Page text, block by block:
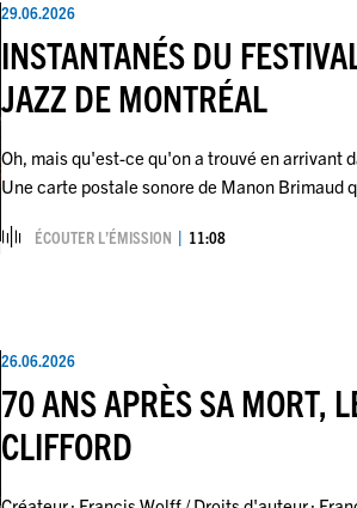
29.06.2026
INSTANTANÉS DU
JAZZ DE MONTRÉAL
Oh, mais qu'est-ce qu'on a trouvé en arrivant
Une carte postale sonore de Manon Brimaud
ÉCOUTER L’ÉMISSION 11:08
26.06.2026
70 ANS APRÈS SA MORT,
CLIFFORD